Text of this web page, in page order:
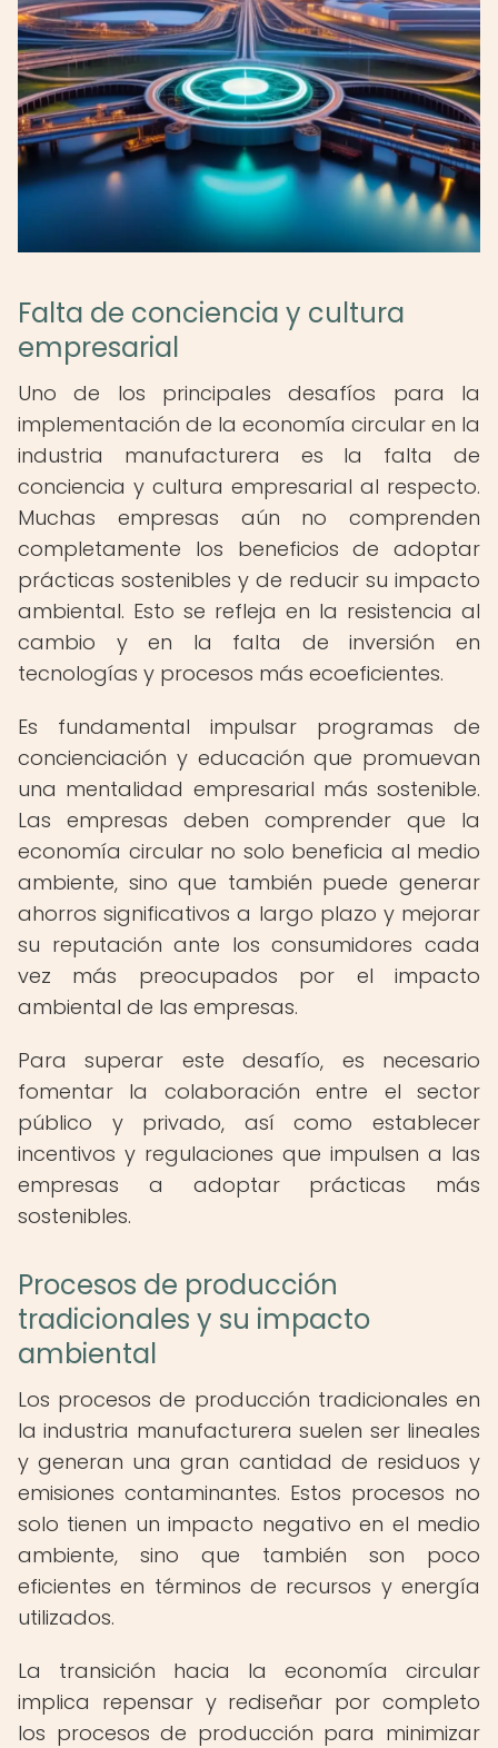
Falta de conciencia y cultura
empresarial
Uno de los principales desafíos para la
implementación de la economía circular en la
industria manufacturera es la falta de
conciencia y cultura empresarial al respecto.
Muchas empresas aún no comprenden
completamente los beneficios de adoptar
prácticas sostenibles y de reducir su impacto
ambiental. Esto se refleja en la resistencia al
cambio y en la falta de inversión en
tecnologías y procesos más ecoeficientes.
Es fundamental impulsar programas de
concienciación y educación que promuevan
una mentalidad empresarial más sostenible.
Las empresas deben comprender que la
economía circular no solo beneficia al medio
ambiente, sino que también puede generar
ahorros significativos a largo plazo y mejorar
su reputación ante los consumidores cada
vez más preocupados por el impacto
ambiental de las empresas.
Para superar este desafío, es necesario
fomentar la colaboración entre el sector
público y privado, así como establecer
incentivos y regulaciones que impulsen a las
empresas a adoptar prácticas más
sostenibles.
Procesos de producción
tradicionales y su impacto
ambiental
Los procesos de producción tradicionales en
la industria manufacturera suelen ser lineales
y generan una gran cantidad de residuos y
emisiones contaminantes. Estos procesos no
solo tienen un impacto negativo en el medio
ambiente, sino que también son poco
eficientes en términos de recursos y energía
utilizados.
La transición hacia la economía circular
implica repensar y rediseñar por completo
los procesos de producción para minimizar